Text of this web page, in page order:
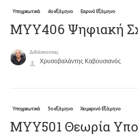
Υποχρεωτικά 4ο εξάμηνο Εαρινό Εξάμηνο
ΜΥΥ406 Ψηφιακή
Διδάσκοντας
Χρυσοβαλάντης Καβουσιανός
Υποχρεωτικά 5ο εξάμηνο Χειμερινό Εξάμηνο
ΜΥΥ501 Θεωρία